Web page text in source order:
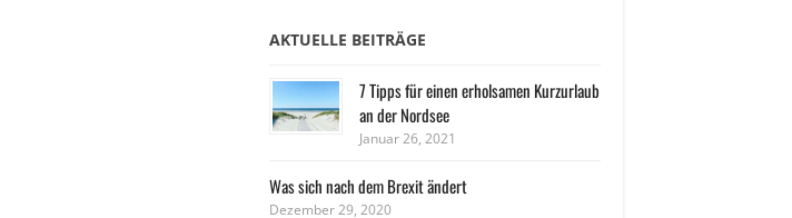
AKTUELLE BEITRÄGE
7 Tipps für einen erholsamen Kurzurlaub
an der Nordsee
Januar 26, 2021
Was sich nach dem Brexit ändert
Dezember 29, 2020